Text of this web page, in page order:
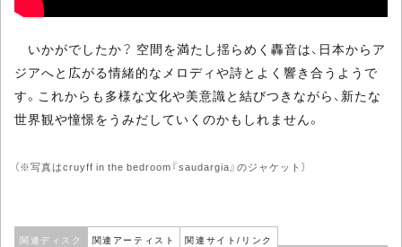
いかがでしたか？ 空間を満たし揺らめく轟音は、日本からア
ジアへと広がる情緒的なメロディや詩とよく響き合うようで
す。これからも多様な文化や美意識と結びつきながら、新たな
世界観や憧憬をうみだしていくのかもしれません。
（※写真はcruyff in the bedroom『saudargia』のジャケット）
関連ディスク 関連アーティスト 関連サイト/リンク